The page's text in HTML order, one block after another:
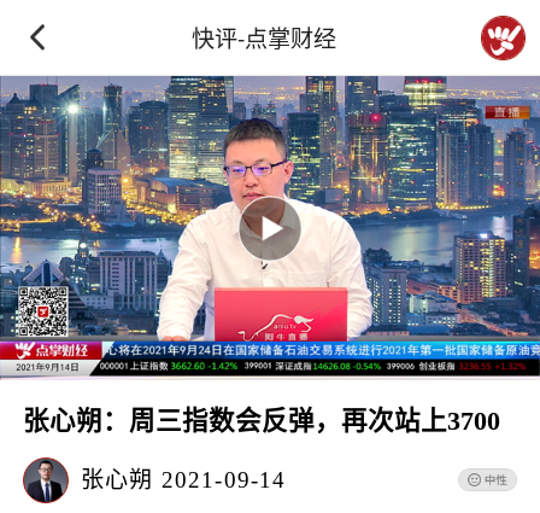
快评-点掌财经
张心朔：周三指数会反弹，再次站上3700
张心朔 2021-09-14